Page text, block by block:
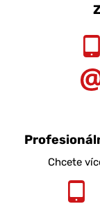
Chcete